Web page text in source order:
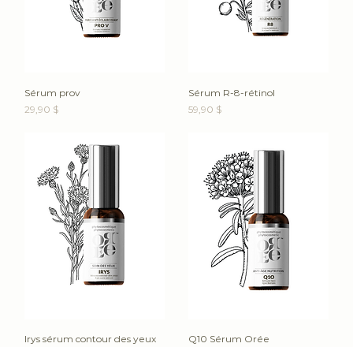
Sérum prov
Prix
29,90 $
Sérum R-8-rétinol
Prix
59,90 $
Irys sérum contour des yeux
Q10 Sérum Orée